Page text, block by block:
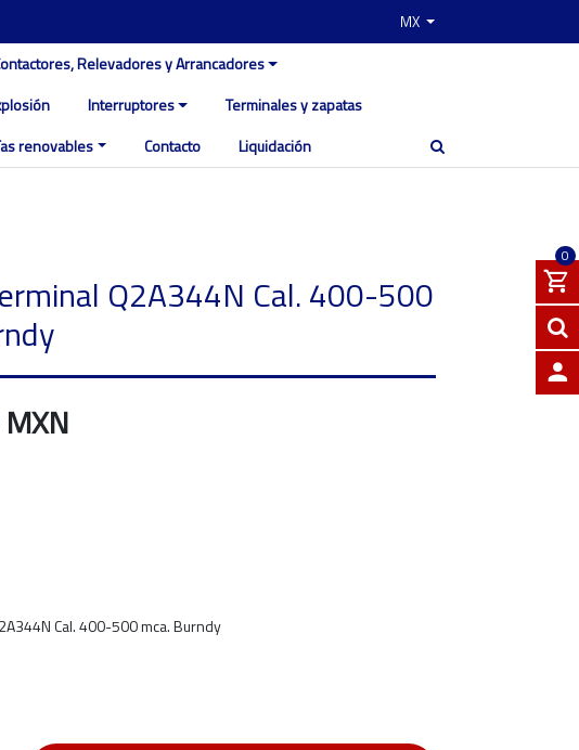
MX
Relevadores y Arrancadores
Interruptores
Terminales y zapatas
renovables Contacto Liquidación
0
Q2A344N Cal. 400-500
Cal. 400-500 mca. Burndy